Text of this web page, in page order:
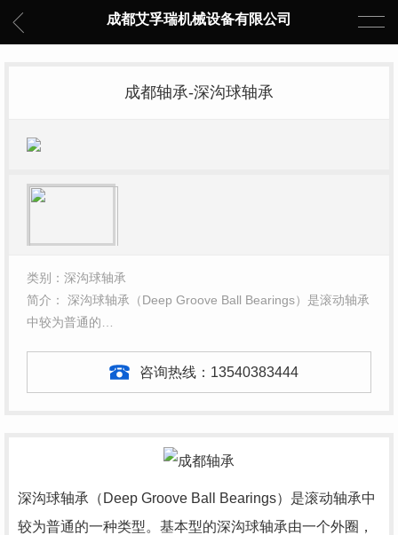
成都艾孚瑞机械设备有限公司
成都轴承-深沟球轴承
类别：深沟球轴承
简介： 深沟球轴承（Deep Groove Ball Bearings）是滚动轴承
中较为普通的…
咨询热线： 13540383444
深沟球轴承（Deep Groove Ball Bearings）是滚动轴承中
较为普通的一种类型。基本型的深沟球轴承由一个外圈，